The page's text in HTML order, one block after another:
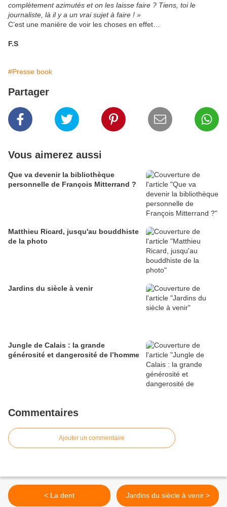
complètement azimutés et on les laisse faire ? Tiens, toi le
journaliste, là il y a un vrai sujet à faire ! »
C’est une manière de voir les choses en effet…
F.S
#Presse book
Partager
Vous aimerez aussi
Que va devenir la bibliothèque
personnelle de François Mitterrand ?
Matthieu Ricard, jusqu'au bouddhiste
de la photo
Jardins du siècle à venir
Jungle de Calais : la grande
générosité et dangerosité de l’homme
Commentaires
Ajouter un commentaire
< La dent Jardins du siècle à venir >